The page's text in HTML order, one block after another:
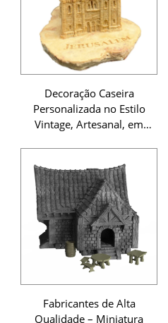
Decoração Caseira
Personalizada no Estilo
Vintage, Artesanal, em
da Terra Santa, Modelo em
Miniatura da Cidade de
Jerusalém, Souvenir
Fabricantes de Alta
Qualidade – Miniatura